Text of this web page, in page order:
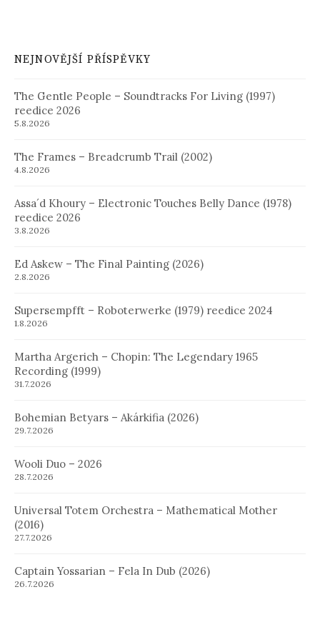
NEJNOVĚJŠÍ PŘÍSPĚVKY
The Gentle People – Soundtracks For Living (1997)
reedice 2026
5.8.2026
The Frames – Breadcrumb Trail (2002)
4.8.2026
Assa´d Khoury – Electronic Touches Belly Dance (1978)
reedice 2026
3.8.2026
Ed Askew – The Final Painting (2026)
2.8.2026
Supersempfft – Roboterwerke (1979) reedice 2024
1.8.2026
Martha Argerich – Chopin: The Legendary 1965
Recording (1999)
31.7.2026
Bohemian Betyars – Akárkifia (2026)
29.7.2026
Wooli Duo – 2026
28.7.2026
Universal Totem Orchestra – Mathematical Mother
(2016)
27.7.2026
Captain Yossarian – Fela In Dub (2026)
26.7.2026